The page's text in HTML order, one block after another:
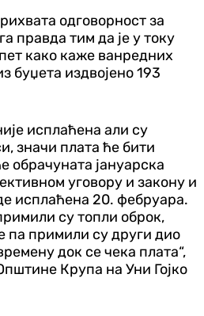
одговорност за
правда тим да је у току
како каже ванредних
буџета издвојено 193
исплаћена али су
значи плата ће бити
обрачуната јануарска
уговору и закону и
исплаћена 20. фебруара.
су топли оброк,
па примили су други дио
док се чека плата“,
Крупа на Уни Гојко